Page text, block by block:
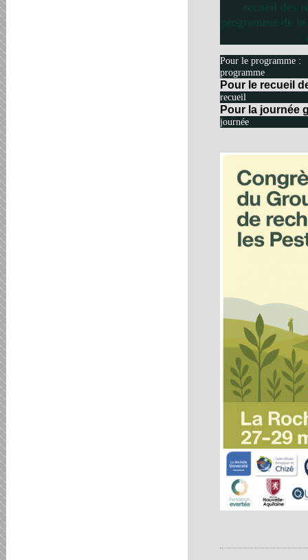
recueil des
programme de
Pour le programme :
programme
Pour le recueil
recueil
Pour la journée
journée